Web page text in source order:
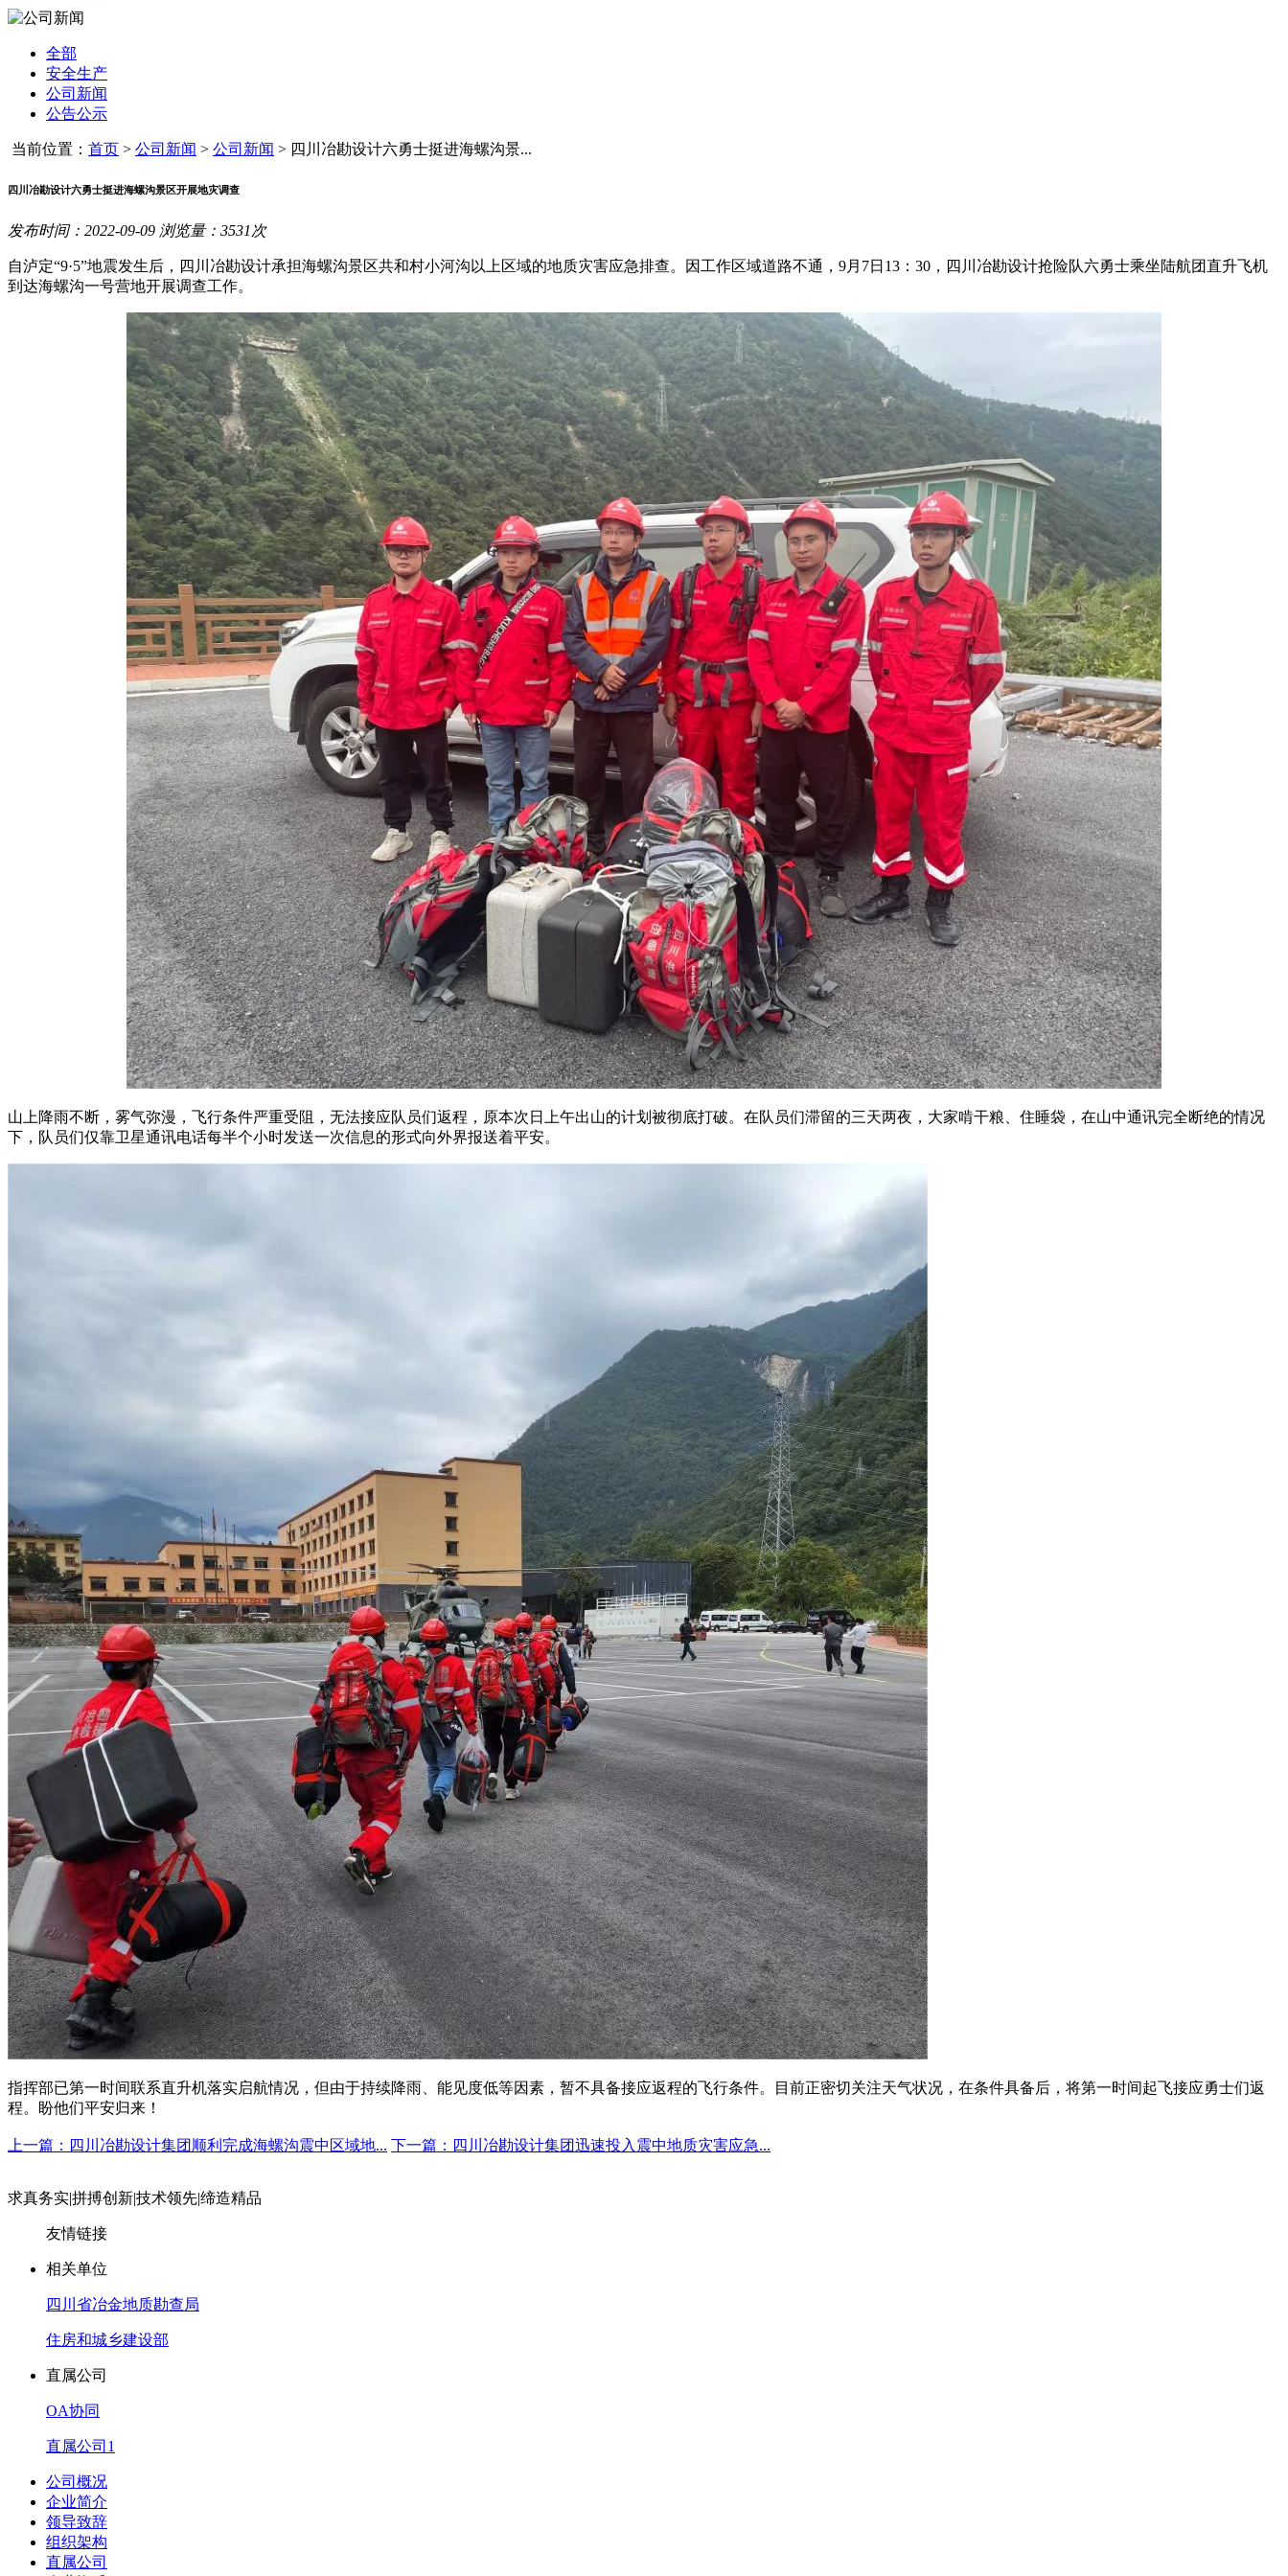
全部
安全生产
公司新闻
公告公示
当前位置： 首页 > 公司新闻 > 公司新闻 > 四川冶勘设计六勇士挺进海螺沟景...
四川冶勘设计六勇士挺进海螺沟景区开展地灾调查
发布时间：2022-09-09 浏览量：3531次
自泸定“9·5”地震发生后，四川冶勘设计承担海螺沟景区共和村小河沟以上区域的地质灾害应急排查。因工作区域道路不通，9月7日13：30，四川冶勘设计抢险队六勇士乘坐陆航团直升飞机
到达海螺沟一号营地开展调查工作。
山上降雨不断，雾气弥漫，飞行条件严重受阻，无法接应队员们返程，原本次日上午出山的计划被彻底打破。在队员们滞留的三天两夜，大家啃干粮、住睡袋，在山中通讯完全断绝的情况
下，队员们仅靠卫星通讯电话每半个小时发送一次信息的形式向外界报送着平安。
指挥部已第一时间联系直升机落实启航情况，但由于持续降雨、能见度低等因素，暂不具备接应返程的飞行条件。目前正密切关注天气状况，在条件具备后，将第一时间起飞接应勇士们返
程。盼他们平安归来！
上一篇：四川冶勘设计集团顺利完成海螺沟震中区域地... 下一篇：四川冶勘设计集团迅速投入震中地质灾害应急...
求真务实|拼搏创新|技术领先|缔造精品
友情链接
相关单位
四川省冶金地质勘查局
住房和城乡建设部
直属公司
OA协同
直属公司1
公司概况
企业简介
领导致辞
组织架构
直属公司